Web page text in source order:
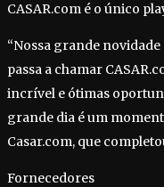
CASAR.com é o único
“Nossa grande
passa a chamar
incrível e ótimas
grande dia é um
Casar.com, que
Fornecedores